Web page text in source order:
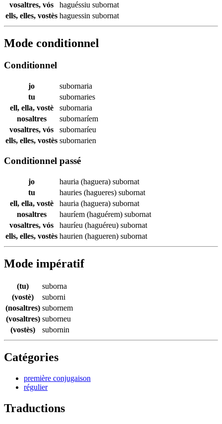
vosaltres, vós
haguéssiu subornat
ells, elles, vostès haguessin subornat
Mode conditionnel
Conditionnel
jo
subornaria
tu
subornaries
ell, ella, vostè
subornaria
nosaltres
subornaríem
vosaltres, vós
subornaríeu
ells, elles, vostès subornarien
Conditionnel passé
jo hauria (haguera) subornat
tu
hauries (hagueres) subornat
ell, ella, vostè
hauria (haguera) subornat
nosaltres
hauríem (haguérem) subornat
vosaltres, vós
hauríeu (haguéreu) subornat
ells, elles, vostès haurien (hagueren) subornat
Mode impératif
(tu)
suborna
(vostè)
suborni
(nosaltres) subornem
(vosaltres) suborneu
(vostès)
subornin
Catégories
première conjugaison
régulier
Traductions